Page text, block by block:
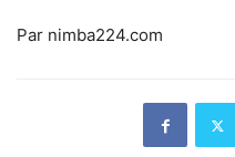
Par nimba224.com